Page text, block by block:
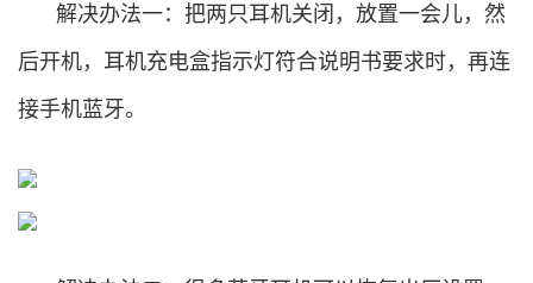
解决办法一：把两只耳机关闭，放置一会儿，然
后开机，耳机充电盒指示灯符合说明书要求时，再连
接手机蓝牙。